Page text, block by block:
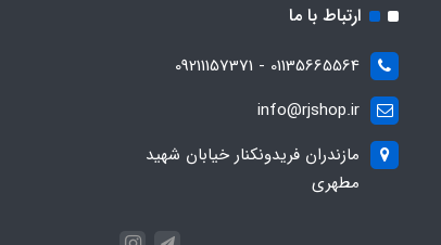
ارتباط با ما
01135665564 - 09211157371
info@rjshop.ir
مازندران فریدونکنار خیابان شهید
مطهری